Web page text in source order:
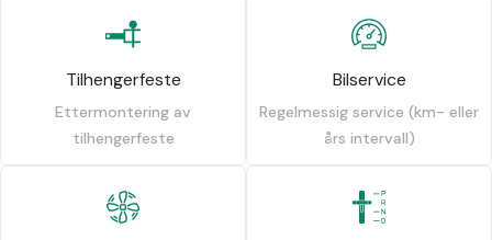
Tilhengerfeste
Ettermontering av
tilhengerfeste
Bilservice
Regelmessig service (km- eller
års intervall)